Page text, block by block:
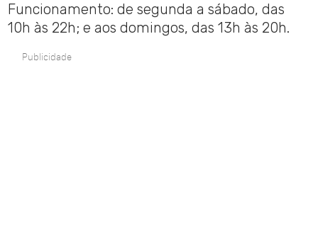
Funcionamento: de segunda a sábado, das
10h às 22h; e aos domingos, das 13h às 20h.
Publicidade